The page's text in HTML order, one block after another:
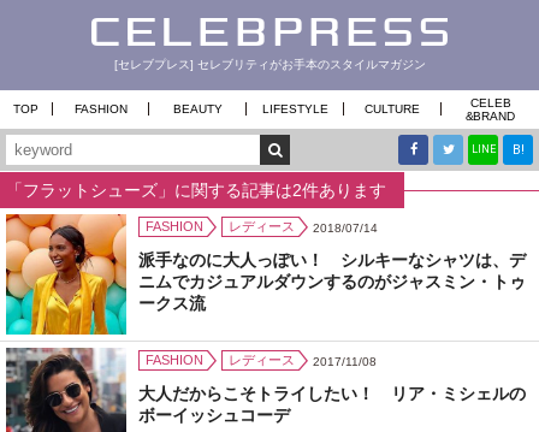
[セレブプレス] セレブリティがお手本のスタイルマガジン
TOP FASHION BEAUTY LIFESTYLE CULTURE
CELEB
&BRAND
LINE B!
「フラットシューズ」に関する記事は2件あります
FASHION レディース 2018/07/14
派手なのに大人っぽい！ シルキーなシャツは、デ
ニムでカジュアルダウンするのがジャスミン・トゥ
ークス流
FASHION レディース 2017/11/08
大人だからこそトライしたい！ リア・ミシェルの
ボーイッシュコーデ